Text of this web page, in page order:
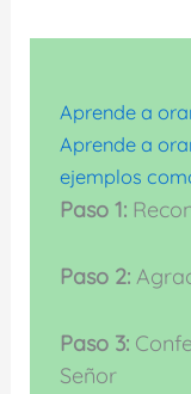
Aprende a
Aprende a
ejemplos
Paso 1:
Paso 2:
Paso 3:
Señor